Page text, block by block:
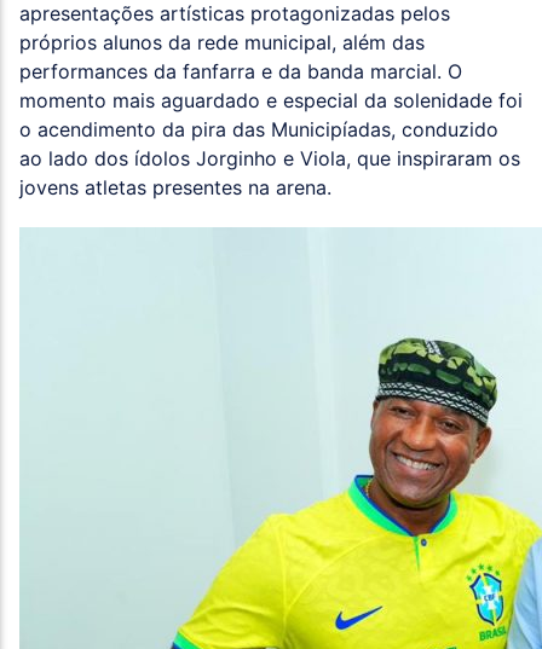
apresentações artísticas protagonizadas pelos
próprios alunos da rede municipal, além das
performances da fanfarra e da banda marcial. O
momento mais aguardado e especial da solenidade foi
o acendimento da pira das Municipíadas, conduzido
ao lado dos ídolos Jorginho e Viola, que inspiraram os
jovens atletas presentes na arena.